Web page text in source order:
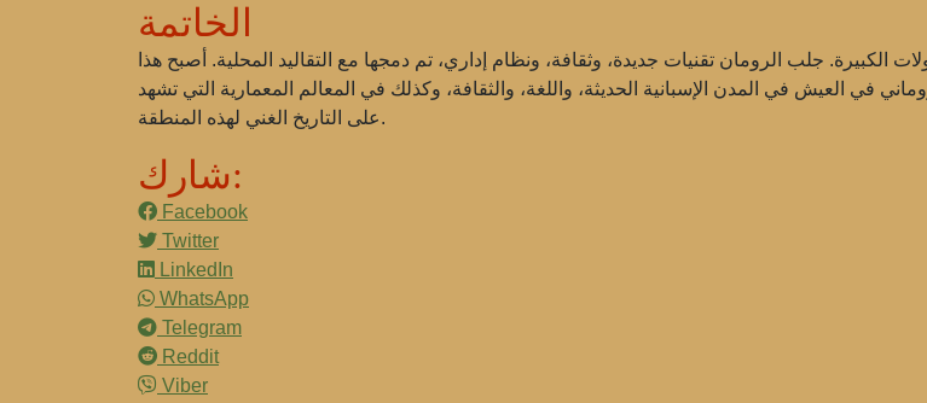
الخاتمة
الكبيرة. جلب الرومان تقنيات جديدة، وثقافة، ونظام إداري، تم دمجها مع التقاليد المحلية. أصبح هذا
في العيش في المدن الإسبانية الحديثة، واللغة، والثقافة، وكذلك في المعالم المعمارية التي تشهد
على التاريخ الغني لهذه المنطقة.
شارك:
Facebook
Twitter
LinkedIn
WhatsApp
Telegram
Reddit
Viber